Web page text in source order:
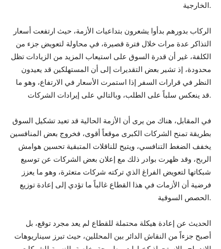
الخارجية.
الركاب بدورهم بدأوا يشعرون بتداعيات الأزمة، حيث ارتفعت أسعار
التذاكر عدة مرات خلال فترة قصيرة، في محاولة لتعويض جزء من
الكلفة، غير أن قدرة السوق على استيعاب المزيد من الزيادات تظل
محدودة، إذ تشير بعض التقديرات إلى أن المستهلكين قد يعيدون
النظر في قرارات السفر إذا استمرت الأسعار في الارتفاع، وهو ما
قد ينعكس سلباً على الطلب، وبالتالي على إيرادات الشركات.
في المقابل، هناك من يرى أن الأزمة الحالية قد تعيد تشكيل السوق
بطريقة تمنح الشركات الكبرى موقعاً أقوى، فخروج بعض المنافسين
يخفف الضغط التنافسي، ويتيح للناقلات المتبقية تحسين هوامش
الربح، وقد ظهرت بوادر ذلك مع إعلان بعض الشركات عن توسيع
شبكاتها لتعويض الفراغ الذي تركته شركات متعثرة، وهو ما يعزز
فرضية أن الأزمات في هذا القطاع غالباً ما تؤدي إلى إعادة توزيع
الحصص السوقية.
الحديث عن إعادة هيكلة محتملة للقطاع لم يعد مجرد توقع، بل
أصبح جزءاً من النقاش الدائر بين المحللين، حيث تبرز سيناريوهات